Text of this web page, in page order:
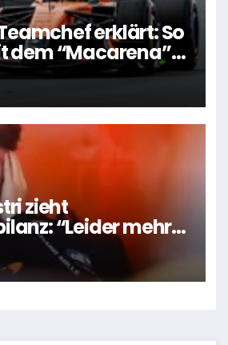
erklärt: So
dem “Macarena”-
zieht
“Leider mehr